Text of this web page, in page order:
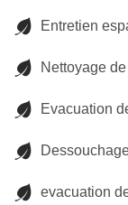
Entretien
Nettoyage
Evacuation
evacuation